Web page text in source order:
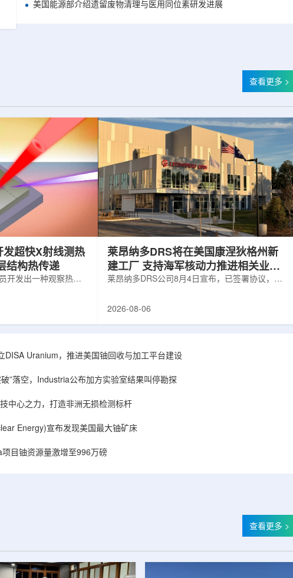
美国能源部介绍遗留废物清理与医用同位素研发进展
查看更多 >
超快X射线测热
结构热传递
开发出一种观察热量
提高，器件过热正成
结构时存在局限，例
区分不同材料层中的
法也难以在微小尺度
一问题...
莱昂纳多DRS将在美国康涅狄格州新
建工厂 支持海军核动力推进相关业务
增长
莱昂纳多DRS公司8月4日宣布，已签署协议，将
并为公司在核能领域的后续增长提供空间和基础
尔德帕克里奇路120号，占地约14.1087万平方英
尺。工厂建成后，将整合目前分布在康涅狄格州
丹伯里和贝瑟尔三个地点的业务。该设施预计于
2027年初投入使用，若最终设计和租户装修工...
2026-08-06
DISA Uranium，推进美国铀回收与加工平台建设
”落空，Industria公布加方实验室结果叫停勘探
中心之力，打造非洲无损检测标杆
Energy)宣布发现美国最大铀矿床
目铀资源量激增至996万磅
查看更多 >